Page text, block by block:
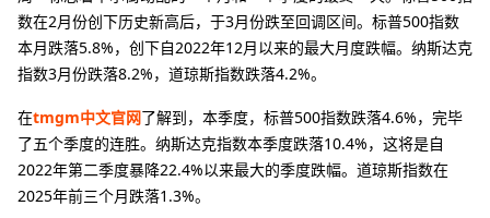
数在2月份创下历史新高后，于3月份跌至回调区间。标普500指数
本月跌落5.8%，创下自2022年12月以来的最大月度跌幅。纳斯达克
指数3月份跌落8.2%，道琼斯指数跌落4.2%。
在tmgm中文官网了解到，本季度，标普500指数跌落4.6%，完毕
了五个季度的连胜。纳斯达克指数本季度跌落10.4%，这将是自
2022年第二季度暴降22.4%以来最大的季度跌幅。道琼斯指数在
2025年前三个月跌落1.3%。